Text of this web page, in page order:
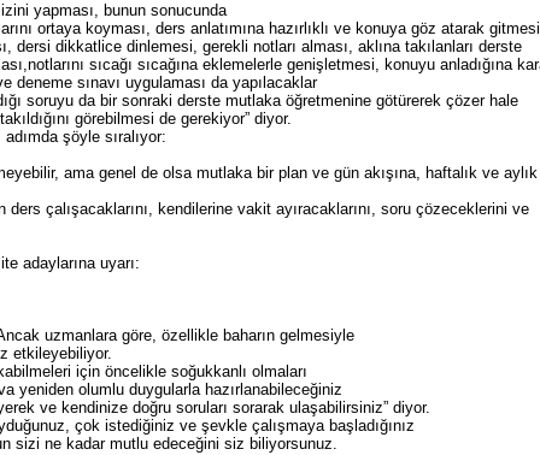
yapması, bunun sonucunda
ortaya koyması, ders anlatımına hazırlıklı ve konuya göz atarak
dersi dikkatlice dinlemesi, gerekli notları alması, aklına takılanları derste
sıcağı sıcağına eklemelerle genişletmesi, konuyu anladığına
sınavı uygulaması da yapılacaklar
soruyu da bir sonraki derste mutlaka öğretmenine götürerek çözer hale
görebilmesi de gerekiyor” diyor.
adımda şöyle sıralıyor:
ama genel de olsa mutlaka bir plan ve gün akışına, haftalık ve aylık
çalışacaklarını, kendilerine vakit ayıracaklarını, soru çözeceklerini ve
uyarı:
uzmanlara göre, özellikle baharın gelmesiyle
etkileyebiliyor.
için öncelikle soğukkanlı olmaları
yeniden olumlu duygularla hazırlanabileceğiniz
ve kendinize doğru soruları sorarak ulaşabilirsiniz” diyor.
çok istediğiniz ve şevkle çalışmaya başladığınız
sizi ne kadar mutlu edeceğini siz biliyorsunuz.